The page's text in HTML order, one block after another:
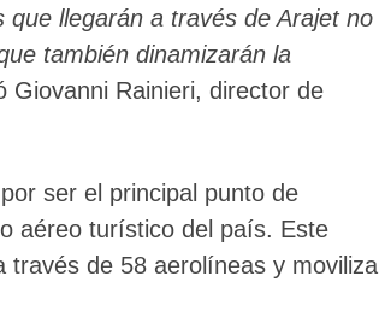
llegarán a través de Arajet no
también dinamizarán la
Giovanni Rainieri, director de
ser el principal punto de
aéreo turístico del país. Este
de 58 aerolíneas y moviliza